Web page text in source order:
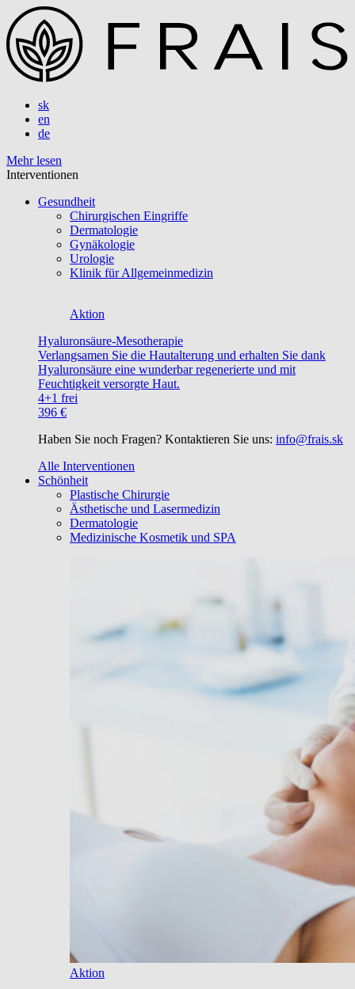
sk
en
de
Mehr lesen
Interventionen
Gesundheit
Chirurgischen Eingriffe
Dermatologie
Gynäkologie
Urologie
Klinik für Allgemeinmedizin
Aktion
Hyaluronsäure-Mesotherapie
Verlangsamen Sie die Hautalterung und erhalten Sie dank
Hyaluronsäure eine wunderbar regenerierte und mit
Feuchtigkeit versorgte Haut.
4+1 frei
396 €
Haben Sie noch Fragen? Kontaktieren Sie uns: info@frais.sk
Alle Interventionen
Schönheit
Plastische Chirurgie
Ästhetische und Lasermedizin
Dermatologie
Medizinische Kosmetik und SPA
Aktion